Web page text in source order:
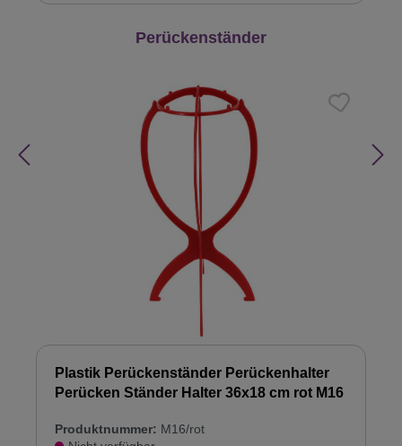
Produktgalerie überspringen
Perückenständer
Plastik Perückenständer Perückenhalter
Perücken Ständer Halter 36x18 cm rot M16
Produktnummer: M16/rot